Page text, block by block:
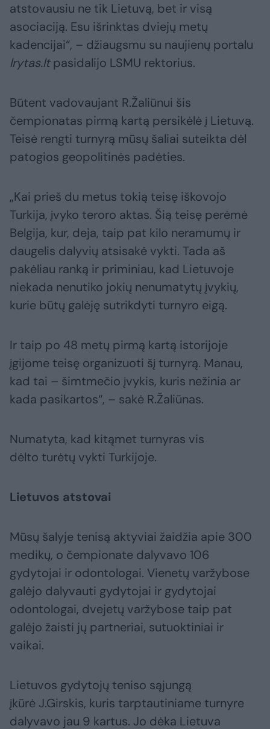
atstovausiu ne tik Lietuvą, bet ir visą
asociaciją. Esu išrinktas dviejų metų
kadencijai“, – džiaugsmu su naujienų portalu
lrytas.ltpasidalijo LSMU rektorius.
Būtent vadovaujant R.Žaliūnui šis
čempionatas pirmą kartą persikėlė į Lietuvą.
Teisė rengti turnyrą mūsų šaliai suteikta dėl
patogios geopolitinės padėties.
„Kai prieš du metus tokią teisę iškovojo
Turkija, įvyko teroro aktas. Šią teisę perėmė
Belgija, kur, deja, taip pat kilo neramumų ir
daugelis dalyvių atsisakė vykti. Tada aš
pakėliau ranką ir priminiau, kad Lietuvoje
niekada nenutiko jokių nenumatytų įvykių,
kurie būtų galėję sutrikdyti turnyro eigą.
Ir taip po 48 metų pirmą kartą istorijoje
įgijome teisę organizuoti šį turnyrą. Manau,
kad tai – šimtmečio įvykis, kuris nežinia ar
kada pasikartos“, – sakė R.Žaliūnas.
Numatyta, kad kitąmet turnyras vis
dėlto turėtų vykti Turkijoje.
Lietuvos atstovai
Mūsų šalyje tenisą aktyviai žaidžia apie 300
medikų, o čempionate dalyvavo 106
gydytojai ir odontologai. Vienetų varžybose
galėjo dalyvauti gydytojai ir gydytojai
odontologai, dvejetų varžybose taip pat
galėjo žaisti jų partneriai, sutuoktiniai ir
vaikai.
Lietuvos gydytojų teniso sąjungą
įkūrė J.Girskis, kuris tarptautiniame turnyre
dalyvavo jau 9 kartus. Jo dėka Lietuva